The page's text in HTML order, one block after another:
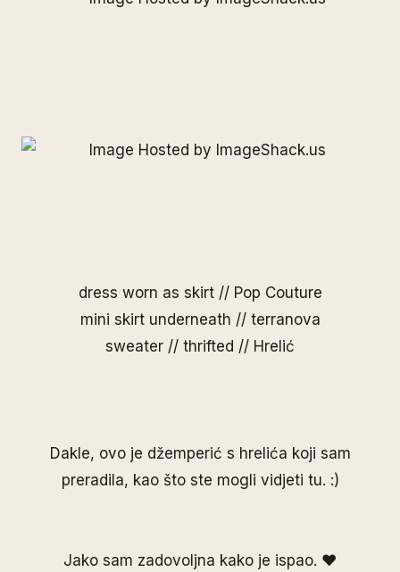
dress worn as skirt // Pop Couture
mini skirt underneath // terranova
sweater // thrifted // Hrelić
Dakle, ovo je džemperić s hrelića koji sam
preradila, kao što ste mogli vidjeti tu. :)
Jako sam zadovoljna kako je ispao. ♥